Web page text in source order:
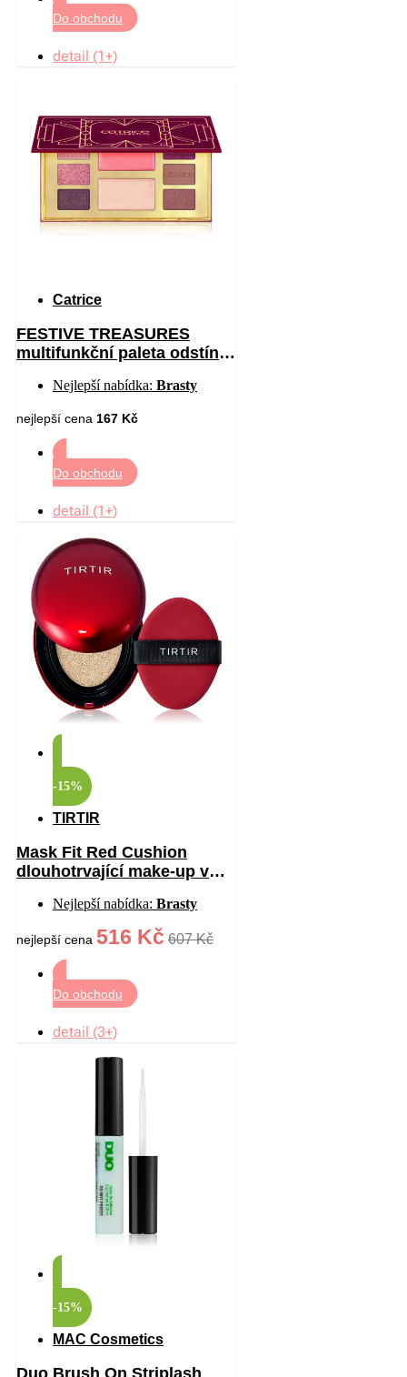
Do obchodu
detail (1+)
Catrice
FESTIVE TREASURES
multifunkční paleta odstín
Nejlepší nabídka: Brasty
nejlepší cena 167 Kč
Do obchodu
detail (1+)
-15%
TIRTIR
Mask Fit Red Cushion
dlouhotrvající make-up v
ochranou odstín 17W
French Vanilla 18 g
Nejlepší nabídka: Brasty
nejlepší cena 516 Kč 607 Kč
Do obchodu
detail (3+)
-15%
MAC Cosmetics
Duo Brush On Striplash